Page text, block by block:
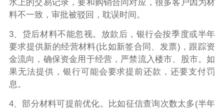
水上的交易记录，要和购销合同对应，很多客户因为材
料不一致，审批被驳回，耽误时间。
3、贷后材料不能忽视。放款后，银行会按季度或半年
要求提供新的经营材料(比如新签合同、发票)，跟踪资
金流向，确保资金用于经营，严禁流入楼市、股市。如
果无法提供，银行可能会要求提前还款，还要支付罚
息。
4、部分材料可提前优化。比如征信查询次数太多(半年